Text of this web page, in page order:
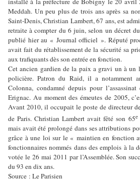
Meddah. Un peu plus de trois ans après sa
Saint-Denis, Christian Lambert, 67 ans, est
retraite à compter du 6 juin, selon un décret
publié hier au « Journal officiel ». Réputé
avait fait du rétablissement de la sécurité sa
aux trafiquants dès son entrée en fonction.
Cet ancien gardien de la paix a gravi un à un
policière. Patron du Raid, il a notamment
Colonna, condamné depuis pour
Erignac. Au moment des émeutes de 2005,
Avant 2010, il occupait le poste de directeur
de Paris. Christian Lambert avait fêté son 65e
mais avait été prolongé dans ses attributions
grâce à une loi sur le « maintien en fonction
fonctionnaires nommés dans des emplois à la
votée le 26 mai 2011 par l’Assemblée. Son
du 93 en dix ans.
Source : Le Parisien